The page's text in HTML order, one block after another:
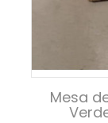
Mesa